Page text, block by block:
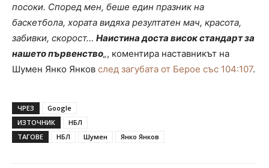
посоки. Според мен, беше един празник на
баскетбола, хората видяха резултатен мач, красота,
забивки, скорост… Наистина доста висок стандарт за
нашето първенство„, коментира наставникът на
Шумен Янко Янков след загубата от Берое със 104:107.
ЧРЕЗ
Google
ИЗТОЧНИК
НБЛ
ТАГОВЕ
НБЛ Шумен Янко Янков